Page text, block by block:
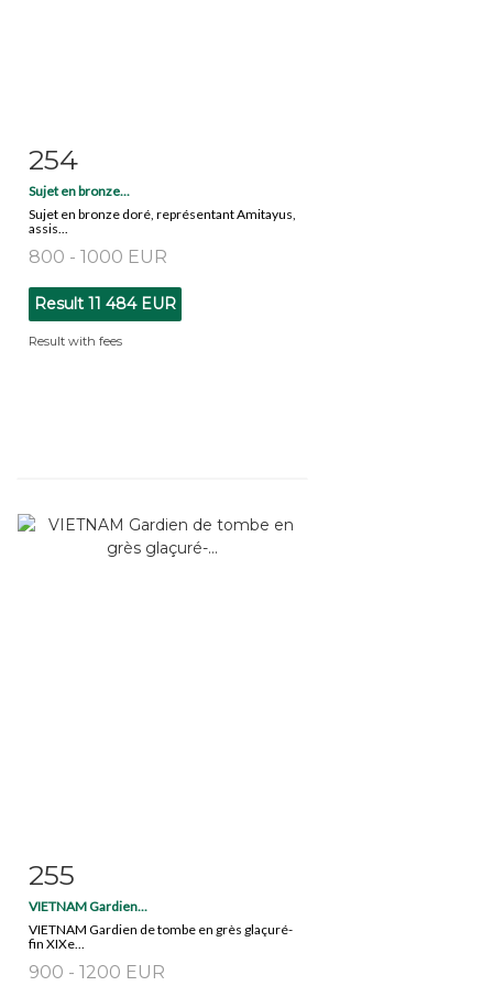
Item detail
254
Sujet en bronze...
Sujet en bronze doré, représentant Amitayus,
assis...
800 - 1000 EUR
Result 11 484 EUR
Result with fees
Item detail
255
VIETNAM Gardien...
VIETNAM Gardien de tombe en grès glaçuré-
fin XIXe...
900 - 1200 EUR